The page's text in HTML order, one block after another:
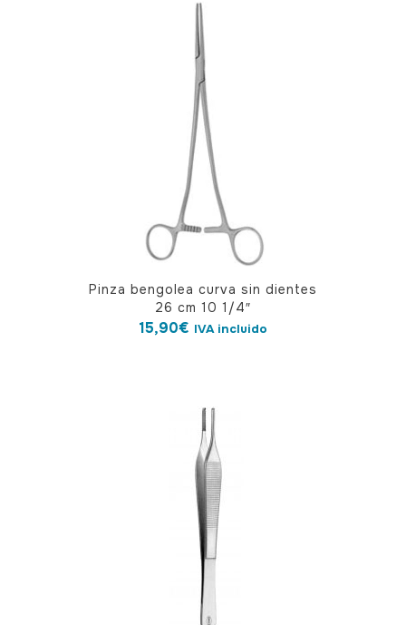
Pinza bengolea curva sin dientes
26 cm 10 1/4″
15,90€ IVA incluido